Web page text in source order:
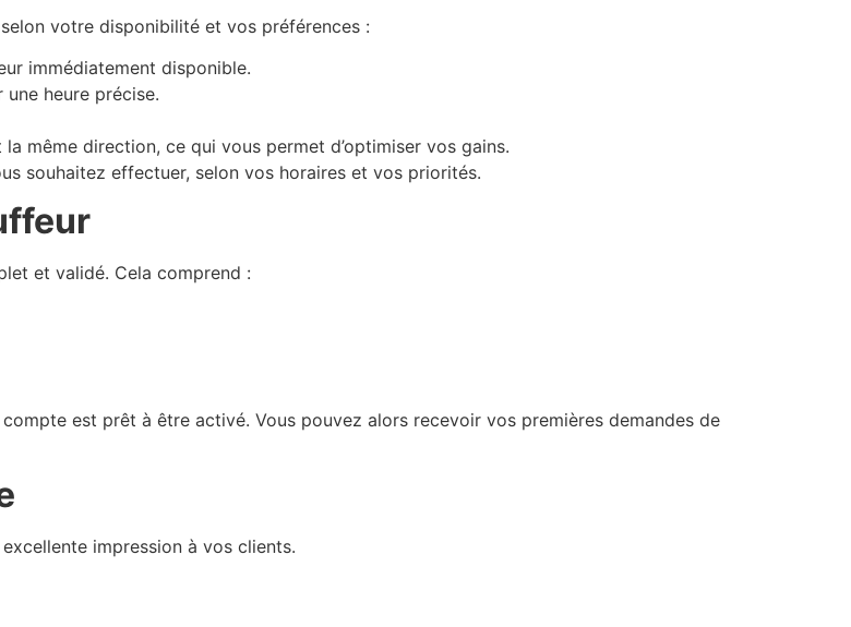
votre disponibilité et vos préférences :
immédiatement disponible.
une heure précise.
même direction, ce qui vous permet d’optimiser vos gains.
souhaitez effectuer, selon vos horaires et vos priorités.
et validé. Cela comprend :
est prêt à être activé. Vous pouvez alors recevoir vos premières demandes de
impression à vos clients.